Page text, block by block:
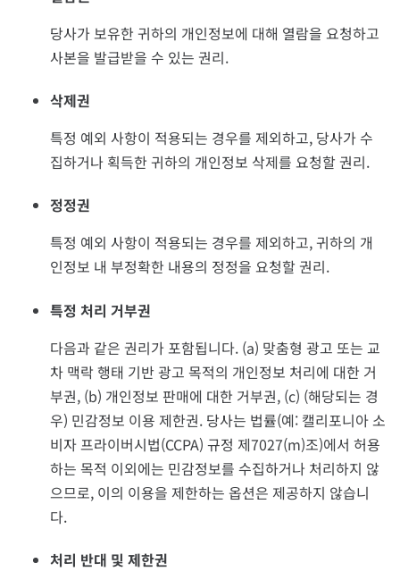
당사가 보유한 귀하의 개인정보에 대해 열람을 요청하고
사본을 발급받을 수 있는 권리.
삭제권
특정 예외 사항이 적용되는 경우를 제외하고, 당사가 수
집하거나 획득한 귀하의 개인정보 삭제를 요청할 권리.
정정권
특정 예외 사항이 적용되는 경우를 제외하고, 귀하의 개
인정보 내 부정확한 내용의 정정을 요청할 권리.
특정 처리 거부권
다음과 같은 권리가 포함됩니다. (a) 맞춤형 광고 또는 교
차 맥락 행태 기반 광고 목적의 개인정보 처리에 대한 거
부권, (b) 개인정보 판매에 대한 거부권, (c) (해당되는 경
우) 민감정보 이용 제한권. 당사는 법률(예: 캘리포니아 소
비자 프라이버시법(CCPA) 규정 제7027(m)조)에서 허용
하는 목적 이외에는 민감정보를 수집하거나 처리하지 않
으므로, 이의 이용을 제한하는 옵션은 제공하지 않습니
다.
처리 반대 및 제한권